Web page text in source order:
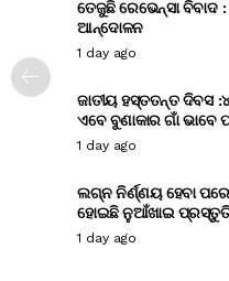
ତେଜୁଛି ରେଭେନ୍ସା
ଆନ୍ଦୋଳନ
1 day ago
ଜାତୀୟ ହସ୍ତତନ୍ତ ଦିବସ
ଏବେ ବୁଣାକାର ଗାଁ
1 day ago
ଲଗ୍ନ ନିର୍ଣ୍ଣୟ ହେବା
ହୋଇଛି ନୁଆଁଖାଇ
1 day ago